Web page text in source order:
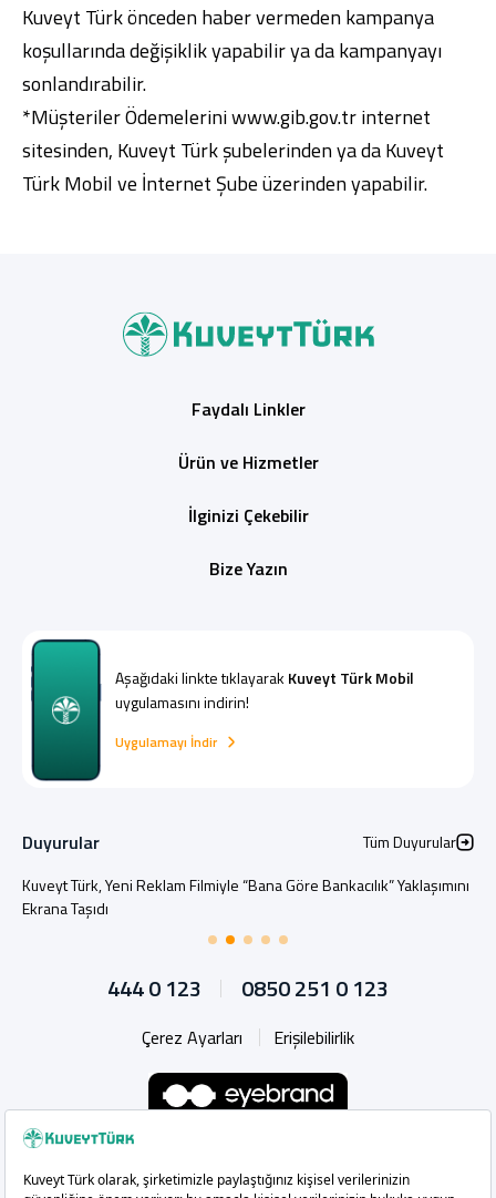
Kuveyt Türk önceden haber vermeden kampanya
koşullarında değişiklik yapabilir ya da kampanyayı
sonlandırabilir.
*Müşteriler Ödemelerini www.gib.gov.tr internet
sitesinden, Kuveyt Türk şubelerinden ya da Kuveyt
Türk Mobil ve İnternet Şube üzerinden yapabilir.
Faydalı Linkler
Ürün ve Hizmetler
İlginizi Çekebilir
Bize Yazın
Aşağıdaki linkte tıklayarak Kuveyt Türk Mobil
uygulamasını indirin!
Uygulamayı İndir
Duyurular
Tüm Duyurular
Kuveyt Türk, Yeni Reklam Filmiyle “Bana Göre Bankacılık” Yaklaşımını
Ekrana Taşıdı
444 0 123 0850 251 0 123
Çerez Ayarları Erişilebilirlik